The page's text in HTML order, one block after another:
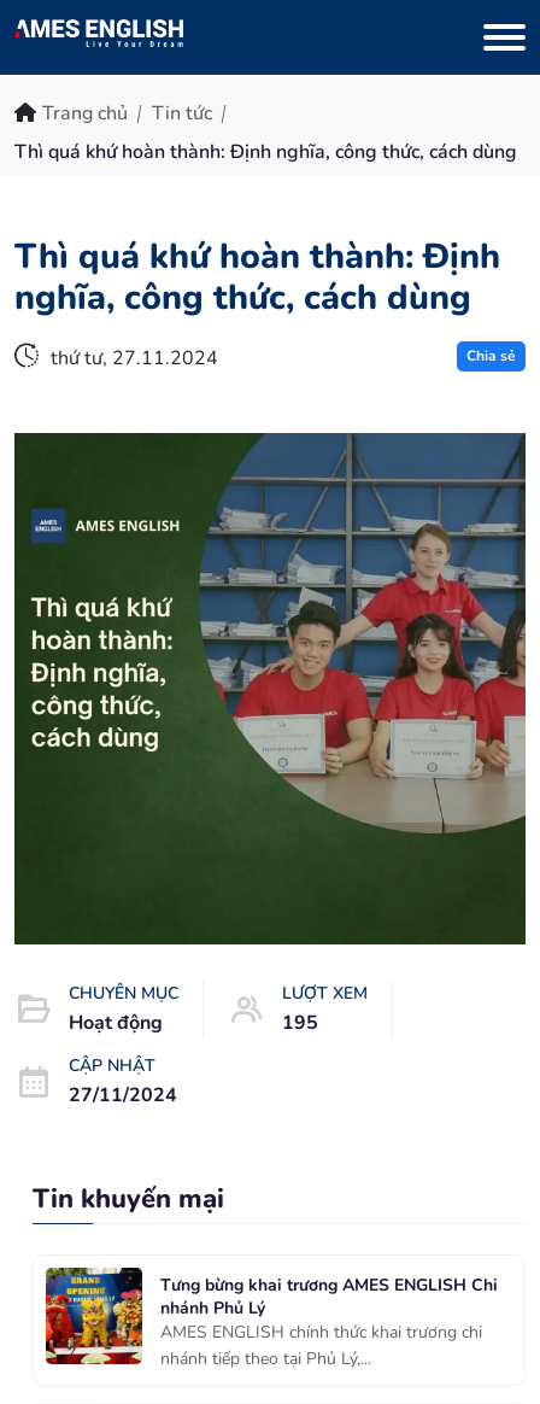
Trang chủ
Tin tức
Thì quá khứ hoàn thành: Định nghĩa, công thức, cách dùng
Thì quá khứ hoàn thành: Định
nghĩa, công thức, cách dùng
thứ tư, 27.11.2024 Chia sẻ
CHUYÊN MỤC
Hoạt động
LƯỢT XEM
195
CẬP NHẬT
27/11/2024
Tin khuyến mại
Tưng bừng khai trương AMES ENGLISH Chi
nhánh Phủ Lý
AMES ENGLISH chính thức khai trương chi
nhánh tiếp theo tại Phủ Lý,...